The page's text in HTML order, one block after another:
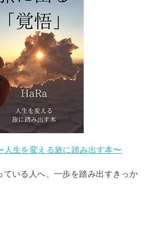
人生を変える旅に踏み出す本〜
ている人へ、一歩を踏み出すきっか